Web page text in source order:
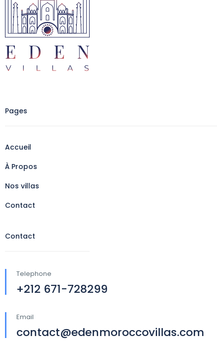
Pages
Accueil
À Propos
Nos villas
Contact
Contact
Telephone
+212 671-728299
Email
contact@edenmoroccovillas.com